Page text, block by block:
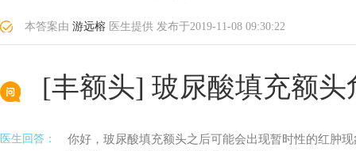
本答案由 游远榕 医生提供 发布于2019-11-08 09:30:22
[丰额头] 玻尿酸填充额头
医生回答：
你好，玻尿酸填充额头之后可能会出现暂时性的红肿